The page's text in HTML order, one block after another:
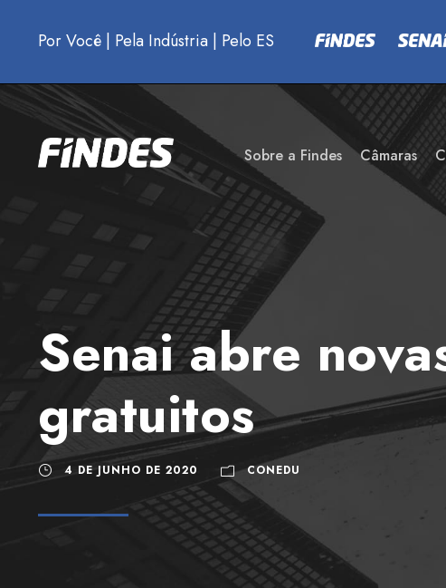
Por Você | Pela Indústria | Pelo ES
Sobre a Findes Câmaras
Senai abre
gratuitos
4 DE JUNHO DE 2020 CONEDU